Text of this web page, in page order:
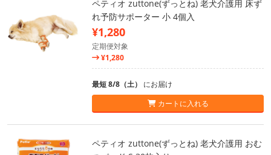
ペティオ zuttone(ずっとね) 老犬介護用 床ず
れ予防サポーター 小 4個入
¥1,280
定期便対象
¥1,280
最短 8/8（土） にお届け
カートに入れる
ペティオ zuttone(ずっとね) 老犬介護用 おむ